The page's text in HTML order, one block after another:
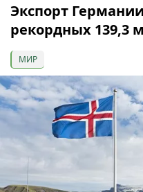
Экспорт
рекордных 139,3
МИР